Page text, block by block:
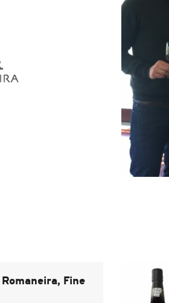
Fine